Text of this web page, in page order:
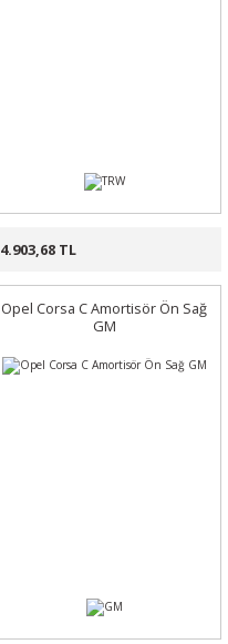
4.903,68 TL
Opel Corsa C Amortisör Ön Sağ
GM